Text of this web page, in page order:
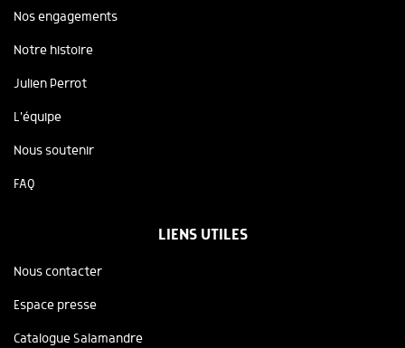
Nos engagements
Notre histoire
Julien Perrot
L'équipe
Nous soutenir
FAQ
LIENS UTILES
Nous contacter
Espace presse
Catalogue Salamandre